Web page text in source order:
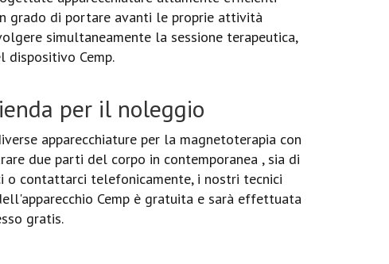
grado di portare avanti le proprie attività
simultaneamente la sessione terapeutica,
dispositivo Cemp.
per il noleggio
apparecchiature per la magnetoterapia con
due parti del corpo in contemporanea , sia di
o contattarci telefonicamente, i nostri tecnici
Cemp è gratuita e sarà effettuata
gratis.